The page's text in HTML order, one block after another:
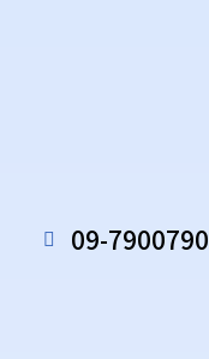
09-7900790